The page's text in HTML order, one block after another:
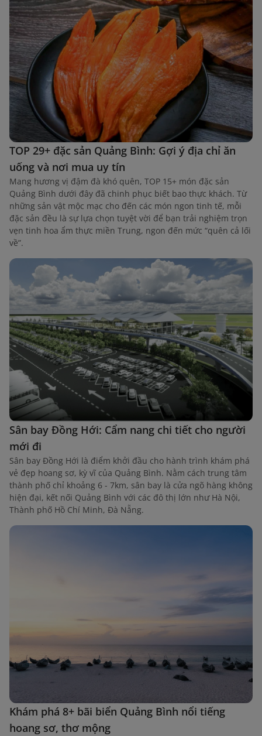
TOP 29+ đặc sản Quảng Bình: Gợi ý địa chỉ ăn
uống và nơi mua uy tín
Mang hương vị đậm đà khó quên, TOP 15+ món đặc sản
Quảng Bình dưới đây đã chinh phục biết bao thực khách. Từ
những sản vật mộc mạc cho đến các món ngon tinh tế, mỗi
đặc sản đều là sự lựa chọn tuyệt vời để bạn trải nghiệm trọn
vẹn tinh hoa ẩm thực miền Trung, ngon đến mức “quên cả lối
về”.
Sân bay Đồng Hới: Cẩm nang chi tiết cho người
mới đi
Sân bay Đồng Hới là điểm khởi đầu cho hành trình khám phá
vẻ đẹp hoang sơ, kỳ vĩ của Quảng Bình. Nằm cách trung tâm
thành phố chỉ khoảng 6 - 7km, sân bay là cửa ngõ hàng không
hiện đại, kết nối Quảng Bình với các đô thị lớn như Hà Nội,
Thành phố Hồ Chí Minh, Đà Nẵng.
Khám phá 8+ bãi biển Quảng Bình nổi tiếng
hoang sơ, thơ mộng